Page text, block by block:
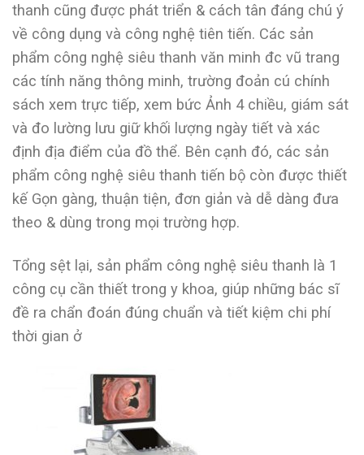
thanh cũng được phát triển & cách tân đáng chú ý
về công dụng và công nghệ tiên tiến. Các sản
phẩm công nghệ siêu thanh văn minh đc vũ trang
các tính năng thông minh, trường đoản cú chính
sách xem trực tiếp, xem bức Ảnh 4 chiều, giám sát
và đo lường lưu giữ khối lượng ngày tiết và xác
định địa điểm của đồ thể. Bên cạnh đó, các sản
phẩm công nghệ siêu thanh tiến bộ còn được thiết
kế Gọn gàng, thuận tiện, đơn giản và dễ dàng đưa
theo & dùng trong mọi trường hợp.
Tổng sệt lại, sản phẩm công nghệ siêu thanh là 1
công cụ cần thiết trong y khoa, giúp những bác sĩ
đề ra chẩn đoán đúng chuẩn và tiết kiệm chi phí
thời gian ở